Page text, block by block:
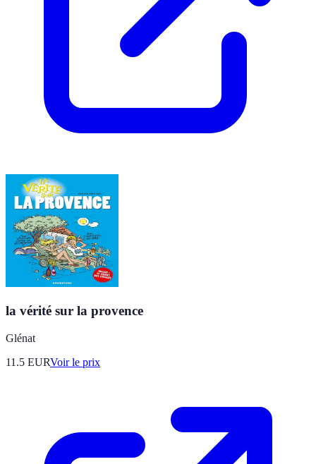
la vérité sur la provence
Glénat
11.5 EURVoir le prix